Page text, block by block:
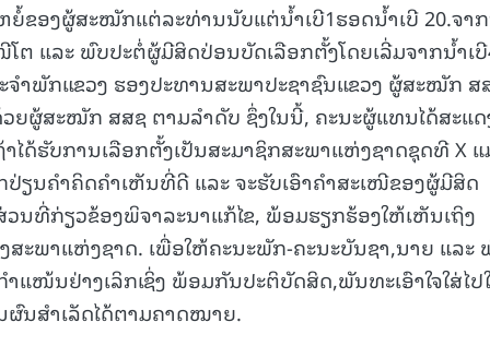
ຂອງຜູ້ສະໝັກແຕ່ລະທ່ານນັບແຕ່ນ້ຳເບີ1ຮອດນ້ຳເບີ 20.ຈາ
ຕ ແລະ ພົບປະຕໍ່ຜູ້ມີສິດປ່ອນບັດເລືອກຕັ້ງໂດຍເລີ່ມຈາກນ້ຳເ
ຳພັກແຂວງ ຮອງປະທານສະພາປະຊາຊົນແຂວງ ຜູ້ສະໝັກ ສ
ຍຜູ້ສະໝັກ ສສຊ ຕາມລຳດັບ ຊຶ່ງໃນນີ້, ຄະນະຜູ້ແທນໄດ້ສະແດ
ໄດ້ຮັບການເລືອກຕັ້ງເປັນສະມາຊິກສະພາແຫ່ງຊາດຊຸດທີ X
ຽນຄຳຄິດຄໍາເຫັນທີ່ດີ ແລະ ຈະຮັບເອົາຄຳສະເໜີຂອງຜູ້ມີສິດ
ນທີ່ກ່ຽວຂ້ອງພິຈາລະນາແກ້ໄຂ, ພ້ອມຮຽກຮ້ອງໃຫ້ເຫັນເຖິງ
ະພາແຫ່ງຊາດ. ເພື່ອໃຫ້ຄະນະພັກ-ຄະນະບັນຊາ,ນາຍ ແລະ
ແໜ້ນຢ່າງເລິກເຊິ່ງ ພ້ອມກັນປະຕິບັດສິດ,ພັນທະເອົາໃຈໃສ່ໄປ
ນສຳເລັດໄດ້ຕາມຄາດໝາຍ.